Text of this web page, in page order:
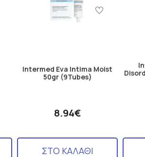
Intermed Eva Intima Moist
50gr (9Tubes)
8.94€
ΣΤΟ ΚΑΛΑΘΙ